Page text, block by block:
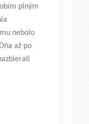
plným
nebolo
až po